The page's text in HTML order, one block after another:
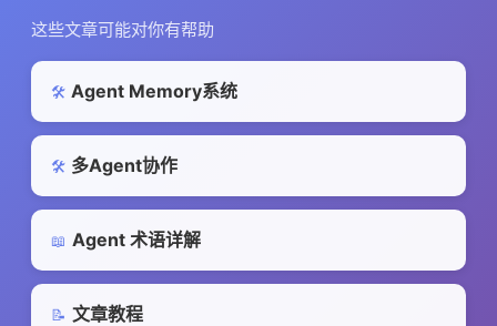
这些文章可能对你有帮助
🛠️ Agent Memory系统
🛠️ 多Agent协作
📖 Agent 术语详解
📝 文章教程